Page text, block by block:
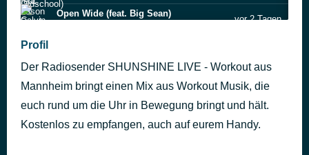
Open Wide (feat. Big Sean)
vor 2 Tagen
Outside (Hardwell remix)
Calvin Harris feat. Ellie Goulding
Kali
Futuristic Polar Bears & Kevu
vor 2 Tagen
Feel the Rush (Sandex Remix)
Profil
Der Radiosender SHUNSHINE LIVE - Workout aus
Mannheim bringt einen Mix aus Workout Musik, die
euch rund um die Uhr in Bewegung bringt und hält.
Kostenlos zu empfangen, auch auf eurem Handy.